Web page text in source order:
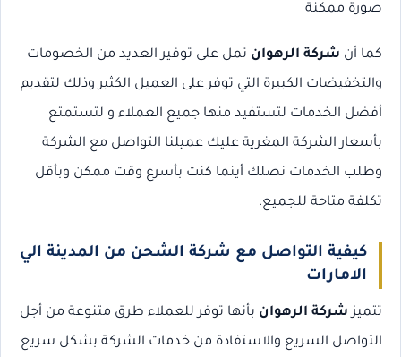
صورة ممكنة
كما أن شركة الرهوان تمل على توفير العديد من الخصومات
والتخفيضات الكبيرة التي توفر على العميل الكثير وذلك لتقديم
أفضل الخدمات لتستفيد منها جميع العملاء و لتستمتع
بأسعار الشركة المغرية عليك عميلنا التواصل مع الشركة
وطلب الخدمات نصلك أينما كنت بأسرع وقت ممكن وبأقل
تكلفة متاحة للجميع.
كيفية التواصل مع شركة الشحن من المدينة الي
الامارات
تتميز شركة الرهوان بأنها توفر للعملاء طرق متنوعة من أجل
التواصل السريع والاستفادة من خدمات الشركة بشكل سريع